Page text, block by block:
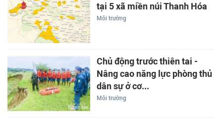
tại 5 xã miền núi Thanh Hóa
Môi trường
Chủ động trước thiên tai -
Nâng cao năng lực phòng thủ
dân sự ở cơ...
Môi trường